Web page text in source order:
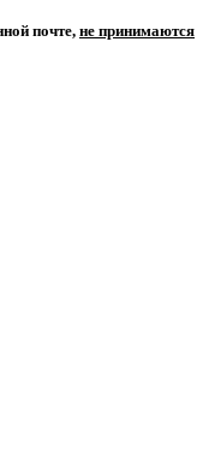
почте, не принимаются